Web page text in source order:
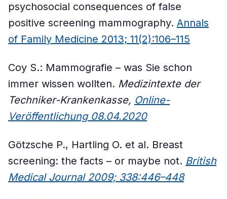
psychosocial consequences of false
positive screening mammography. Annals
of Family Medicine 2013; 11(2):106–115
Coy S.: Mammo­grafie – was Sie schon
immer wissen wollten. Medizintexte der
Techniker-Krankenkasse, Online-
Veröffentlichung 08.04.2020
Götzsche P., Hartling O. et al. Breast
screening: the facts – or maybe not. British
Medical Journal 2009; 338:446–448